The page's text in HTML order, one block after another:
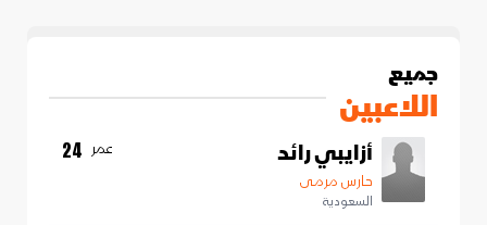
جميع
اللاعبين
أزايبي رائد
حارس مرمى
السعودية
عمر 24